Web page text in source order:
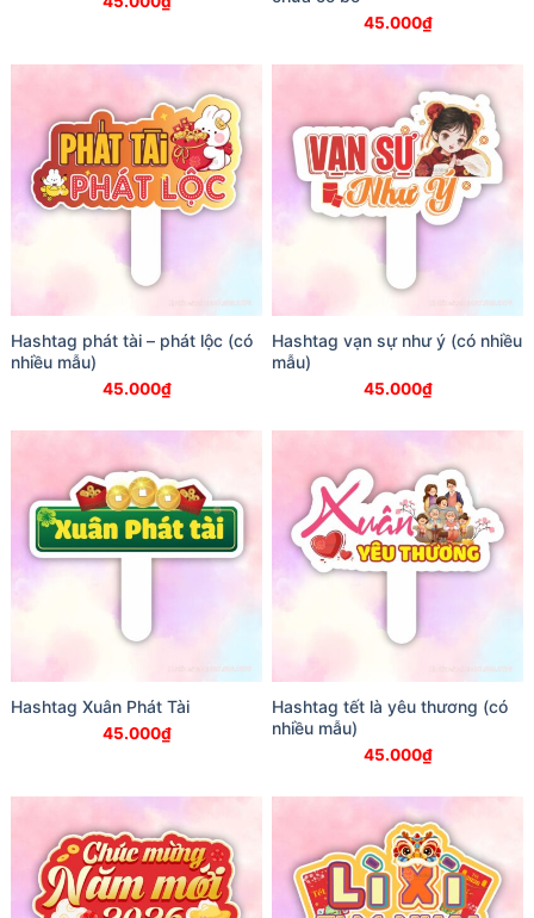
45.000₫
Hashtag phát tài – phát lộc (có
nhiều mẫu)
45.000₫
Hashtag vạn sự như ý (có nhiều
mẫu)
45.000₫
Hashtag Xuân Phát Tài
45.000₫
Hashtag tết là yêu thương (có
nhiều mẫu)
45.000₫